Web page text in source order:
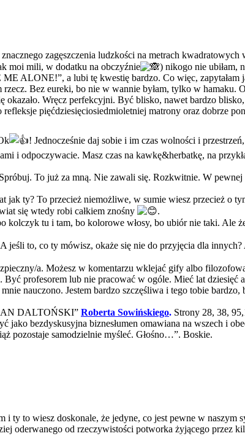
zagęszczenia ludzkości na metrach
moi mili, w dodatku na obczyźnie
) nikogo nie ubiłam,
ALONE!”, a lubi tę kwestię bardzo. Co więc, zapytałam
rzecz. Bez eureki, bo nie w wannie byłam, tylko w
Wręcz perfekcyjni. Być blisko, nawet bardzo
pięćdziesięciosiedmioletniej matrony oraz dobrze
! Jednocześnie daj sobie i im czas wolności i
i odpoczywacie. Masz czas na kawkę&herbatkę, na
To już za mną. Nie zawali się. Rozkwitnie. W
ty? To przecież niemożliwe, w sumie wiesz przecież o
się wtedy robi całkiem znośny
.
kolczyk tu i tam, bo kolorowe włosy, bo ubiór nie taki. Ale
to, co ty mówisz, okaże się nie do przyjęcia dla innych?
a. Możesz w komentarzu wklejać gify albo
profesorem lub nie pracować w ogóle. Mieć lat dziesięć
nauczono. Jestem bardzo szczęśliwa i tego tobie bardzo,
DALTOŃSKI” Roberta Sowińskiego. Strony 28, 38,
bezdyskusyjna biznesłumen omawiana na wszech i
pozostaje samodzielnie myśleć. Głośno…”. Boskie.
ty to wiesz doskonale, że jedyne, co jest pewne w naszym
oderwanego od rzeczywistości potworka żyjącego przez